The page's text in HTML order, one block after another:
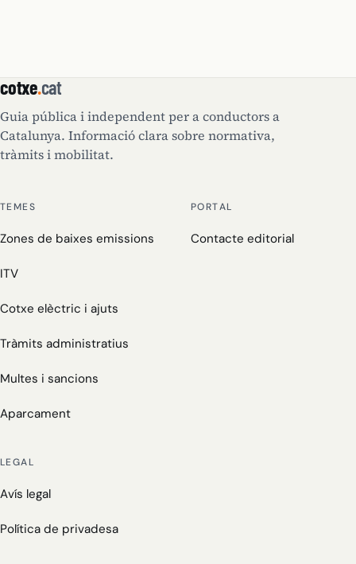
cotxe.cat
Guia pública i independent per a conductors a
Catalunya. Informació clara sobre normativa,
tràmits i mobilitat.
TEMES
Zones de baixes emissions
ITV
Cotxe elèctric i ajuts
Tràmits administratius
Multes i sancions
Aparcament
PORTAL
Contacte editorial
LEGAL
Avís legal
Política de privadesa